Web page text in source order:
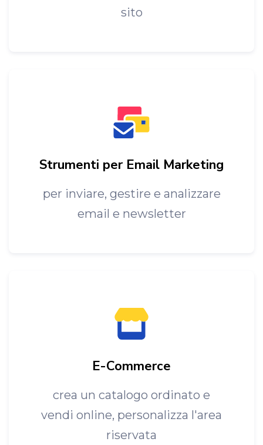
sito
Strumenti per Email Marketing
per inviare, gestire e analizzare
email e newsletter
E-Commerce
crea un catalogo ordinato e
vendi online, personalizza l'area
riservata